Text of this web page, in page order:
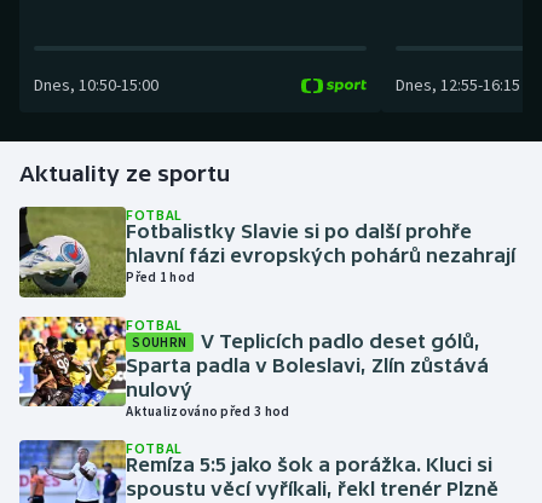
Golf
Gymnastika
Házená
Jezdectví
Judo
Krasobruslení
Dnes, 10:50-15:00 Dnes, 12:55-16:15
Aktuality ze sportu
FOTBAL
Fotbalistky Slavie si po další prohře
hlavní fázi evropských pohárů nezahrají
Před 1 hod
FOTBAL
SOUHRN
V Teplicích padlo deset gólů,
Sparta padla v Boleslavi, Zlín zůstává
nulový
Aktualizováno před 3 hod
FOTBAL
Remíza 5:5 jako šok a porážka. Kluci si
spoustu věcí vyříkali, řekl trenér Plzně